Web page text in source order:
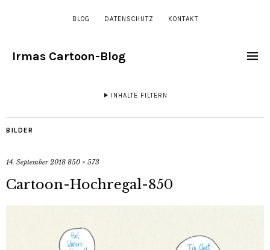
BLOG DATENSCHUTZ KONTAKT
Irmas Cartoon-Blog
INHALTE FILTERN
BILDER
14. September 2018 850 × 573
Cartoon-Hochregal-850